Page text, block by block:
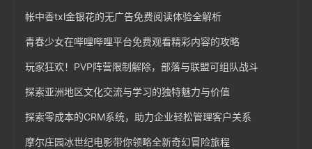
帐中香txl金银花的无广告免费阅读体验全解析
青春少女在哔哩哔哩平台免费观看精彩内容的攻略
玩家狂欢！PVP阵营限制解除，部落与联盟可组队战斗
探索亚洲地区文化交流与学习的独特魅力与价值
探索零成本的CRM系统，助力企业轻松管理客户关系
摩尔庄园冰世纪电影带你领略全新奇幻冒险旅程